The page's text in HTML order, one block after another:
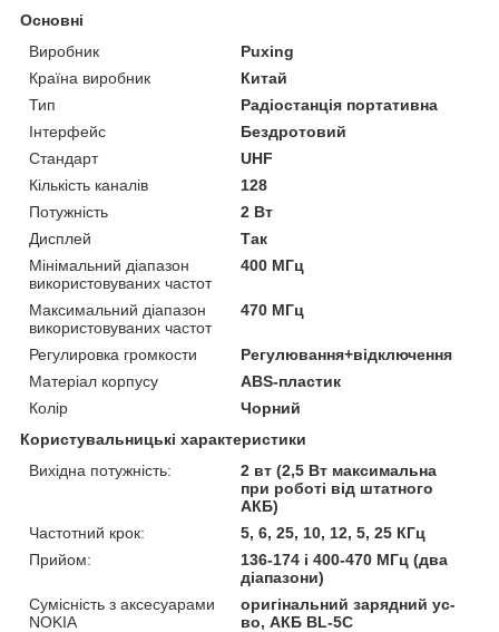
Основні
Виробник
Puxing
Країна виробник
Китай
Тип
Радіостанція портативна
Інтерфейс
Бездротовий
Стандарт
UHF
Кількість каналів
128
Потужність
2 Вт
Дисплей
Так
Мінімальний діапазон
використовуваних частот
400 МГц
Максимальний діапазон
використовуваних частот
470 МГц
Регулировка громкости
Регулювання+відключення
Матеріал корпусу
ABS-пластик
Колір
Чорний
Користувальницькі характеристики
Вихідна потужність:
2 вт (2,5 Вт максимальна
при роботі від штатного
АКБ)
Частотний крок:
5, 6, 25, 10, 12, 5, 25 КГц
Прийом:
136-174 і 400-470 МГц (два
діапазони)
Сумісність з аксесуарами
NOKIA
оригінальний зарядний ус-
во, АКБ BL-5C